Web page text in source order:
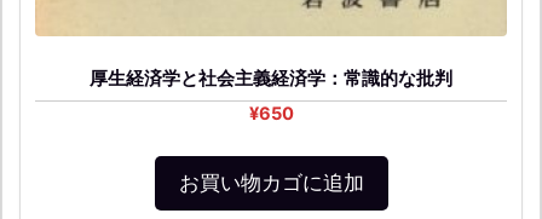
厚生経済学と社会主義経済学：常識的な批判
¥650
お買い物カゴに追加